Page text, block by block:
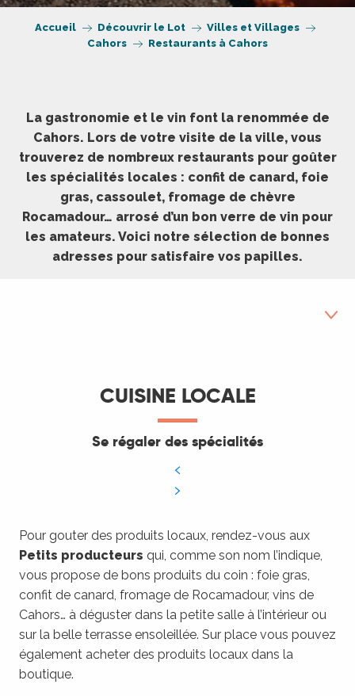
Accueil Découvrir le Lot
Villes et Villages
Cahors
Restaurants à Cahors
La gastronomie et le vin font la renommée de
Cahors. Lors de votre visite de la ville, vous
trouverez de nombreux restaurants pour goûter
les spécialités locales : confit de canard, foie
gras, cassoulet, fromage de chèvre
Rocamadour… arrosé d’un bon verre de vin pour
les amateurs. Voici notre sélection de bonnes
adresses pour satisfaire vos papilles.
Pour manger tard
Où boire un verre le soir ?
CUISINE LOCALE
Se régaler des spécialités
Pour gouter des produits locaux, rendez-vous aux
Petits producteurs qui, comme son nom l’indique,
vous propose de bons produits du coin : foie gras,
confit de canard, fromage de Rocamadour, vins de
Cahors… à déguster dans la petite salle à l’intérieur ou
sur la belle terrasse ensoleillée. Sur place vous pouvez
également acheter des produits locaux dans la
boutique.